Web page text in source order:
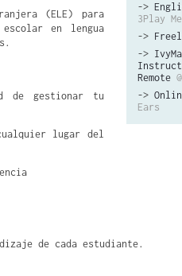
->
3Play
->
->
Remote
->
Ears
(ELE) para
en lengua
de gestionar tu
lugar del
de cada estudiante.